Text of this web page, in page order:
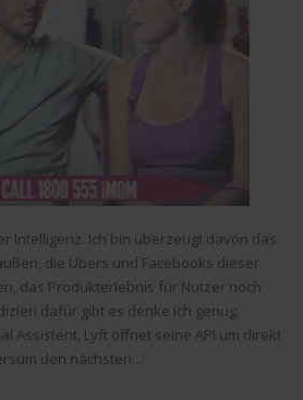
Intelligenz. Ich bin überzeugt davon das
die Ubers und Facebooks dieser
das Produkterlebnis für Nutzer noch
dafür gibt es denke ich genug.
Assistent, Lyft öffnet seine API um direkt
den nächsten…